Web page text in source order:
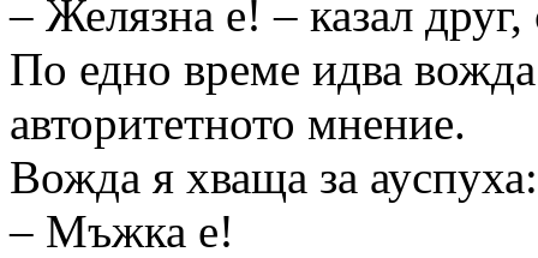
– Желязна е! – казал
По едно време идва
авторитетното мнение.
Вожда я хваща за ауспуха:
– Мъжка е!